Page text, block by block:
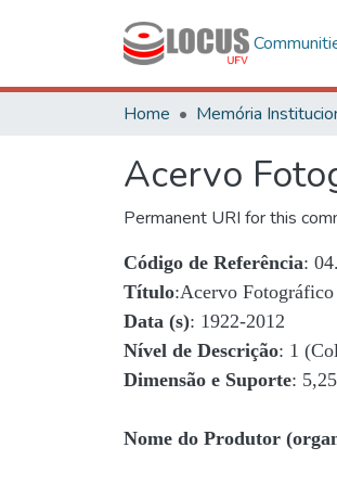
Home Memória
Acervo
Permanent URI for this
Código de Referência:
Título:Acervo
Data (s): 1922-2012
Nível de Descrição: 1
Dimensão e Suporte:
Nome do Produtor